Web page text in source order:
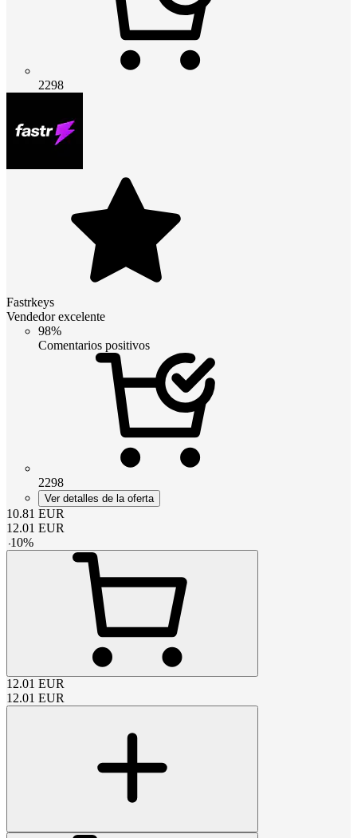
2298
Fastrkeys
Vendedor excelente
98%
Comentarios positivos
2298
Ver detalles de la oferta
10.81 EUR
12.01 EUR
-10%
12.01 EUR
12.01 EUR